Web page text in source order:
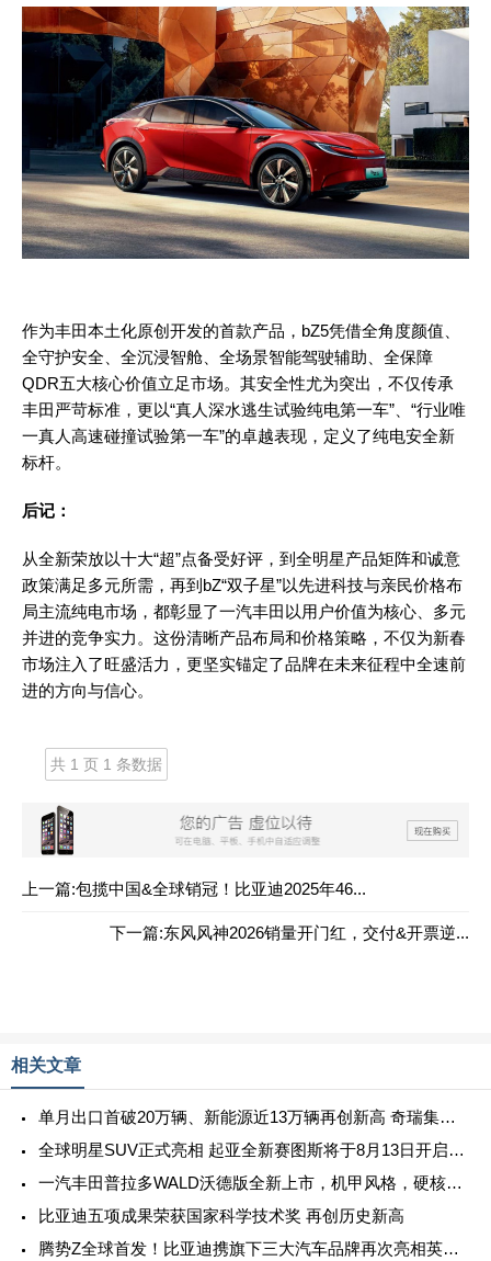
作为丰田本土化原创开发的首款产品， bZ5凭借全角度颜值、
全守护安全、全沉浸智舱、全场景智能驾驶辅助、全保障
QDR五大核心价值立足市场。其安全性尤为突出，不仅传承
丰田严苛标准，更以“真人深水逃生试验纯电第一车”、“行业唯
一真人高速碰撞试验第一车”的卓越表现，定义了纯电安全新
标杆。
后记：
从全新荣放以十大“超”点备受好评，到全明星产品矩阵和诚意
政策满足多元所需，再到bZ“双子星”以先进科技与亲民价格布
局主流纯电市场，都彰显了一汽丰田以用户价值为核心、多元
并进的竞争实力。这份清晰产品布局和价格策略，不仅为新春
市场注入了旺盛活力，更坚实锚定了品牌在未来征程中全速前
进的方向与信心。
共 1 页 1 条数据
上一篇:包揽中国&全球销冠！比亚迪2025年46...
下一篇:东风风神2026销量开门红，交付&开票逆...
相关文章
单月出口首破20万辆、新能源近13万辆再创新高 奇瑞集团7月销量27.7万辆 同比增长23.3%
全球明星SUV正式亮相 起亚全新赛图斯将于8月13日开启预售
一汽丰田普拉多WALD沃德版全新上市，机甲风格，硬核来袭！
比亚迪五项成果荣获国家科学技术奖 再创历史新高
腾势Z全球首发！比亚迪携旗下三大汽车品牌再次亮相英国古德伍德速度节